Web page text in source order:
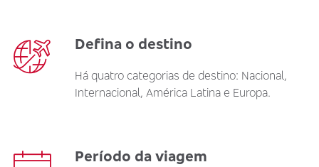
Defina o destino
Há quatro categorias de destino: Nacional,
Internacional, América Latina e Europa.
Período da viagem